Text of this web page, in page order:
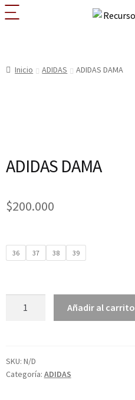
Inicio ADIDAS ADIDAS DAMA
ADIDAS DAMA
$200.000
36 37 38 39
Añadir al carrito
SKU: N/D
Categoría: ADIDAS